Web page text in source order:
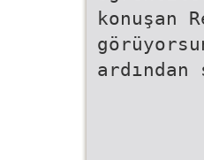
konuşan